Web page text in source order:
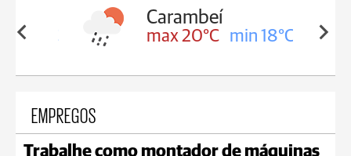
18°C
Carambeí
max 20°C min 18°C
EMPREGOS
Trabalhe como montador de máquinas